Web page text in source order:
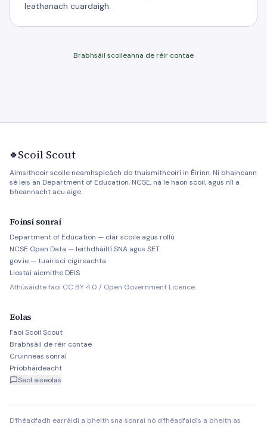
leathanach cuardaigh.
Brabhsáil scoileanna de réir contae
🍀Scoil Scout
Aimsitheoir scoile neamhspleách do thuismitheoirí in Éirinn. Ní bhaineann
sé leis an Department of Education, NCSE, ná le haon scoil, agus níl a
bheannacht acu aige.
Foinsí sonraí
Department of Education — clár scoile agus rollú
NCSE Open Data — leithdháiltí SNA agus SET
gov.ie — tuairiscí cigireachta
Liostaí aicmithe DEIS
Athúsáidte faoi CC BY 4.0 / Open Government Licence.
Eolas
Faoi Scoil Scout
Brabhsáil de réir contae
Cruinneas sonraí
Príobháideacht
Seol aiseolas
D'fhéadfadh earráidí a bheith sna sonraí nó d'fhéadfaidís a bheith as